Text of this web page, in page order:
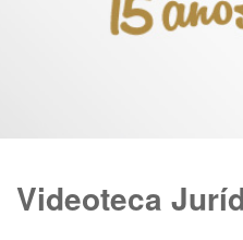
Videoteca